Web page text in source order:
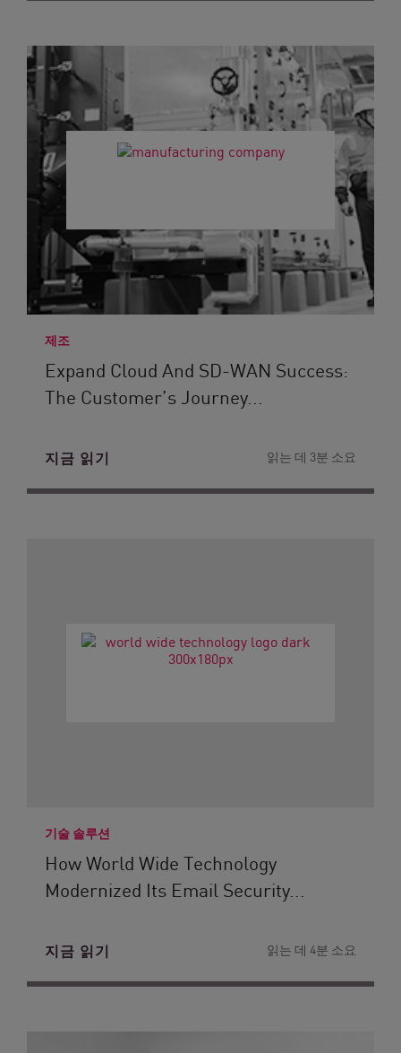
제조
Expand Cloud And SD-WAN Success:
The Customer’s Journey...
지금 읽기 읽는 데 3분 소요
기술 솔루션
How World Wide Technology
Modernized Its Email Security...
지금 읽기 읽는 데 4분 소요